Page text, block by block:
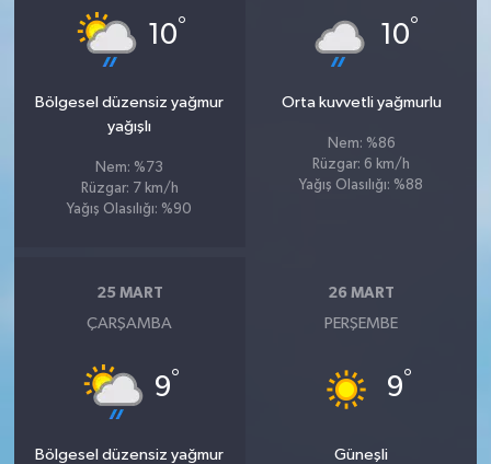
10°
Bölgesel düzensiz yağmur
yağışlı
Nem: %73
Rüzgar: 7 km/h
Yağış Olasılığı: %90
10°
Orta kuvvetli yağmurlu
Nem: %86
Rüzgar: 6 km/h
Yağış Olasılığı: %88
25 MART
ÇARŞAMBA
9°
Bölgesel düzensiz yağmur
26 MART
PERŞEMBE
9°
Güneşli